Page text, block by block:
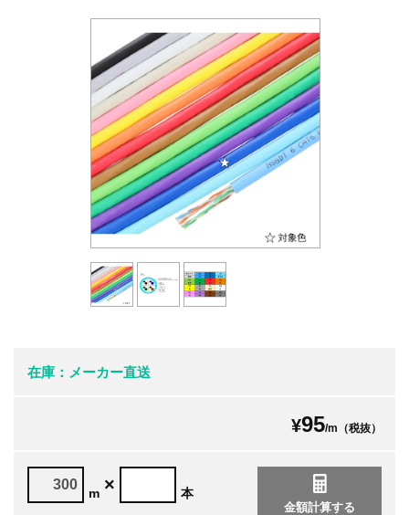
在庫：メーカー直送
¥95/m（税抜）
m × 本